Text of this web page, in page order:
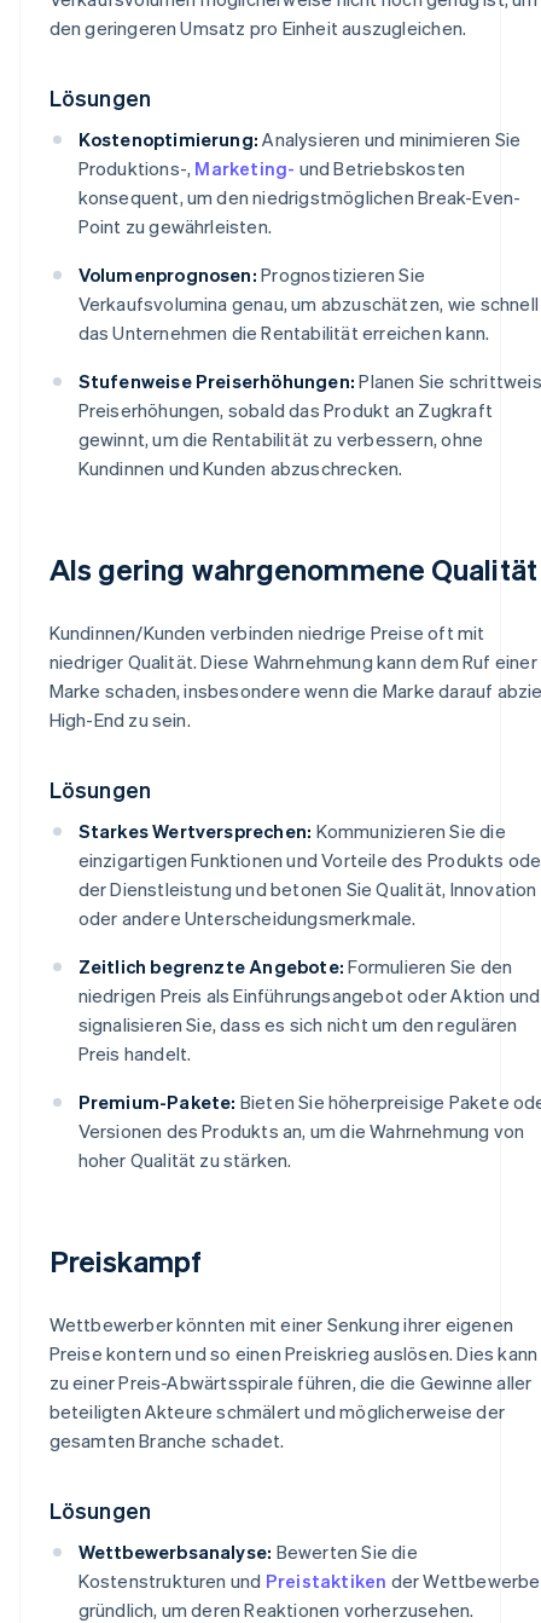
den geringeren Umsatz pro Einheit auszugleichen.
Lösungen
Kostenoptimierung: Analysieren und minimieren Sie
Produktions-, Marketing- und Betriebskosten
konsequent, um den niedrigstmöglichen Break-Even-
Point zu gewährleisten.
Volumenprognosen: Prognostizieren Sie
Verkaufsvolumina genau, um abzuschätzen, wie schnell
das Unternehmen die Rentabilität erreichen kann.
Stufenweise Preiserhöhungen: Planen Sie
Preiserhöhungen, sobald das Produkt an Zugkraft
gewinnt, um die Rentabilität zu verbessern, ohne
Kundinnen und Kunden abzuschrecken.
Als gering wahrgenommene Qualität
Kundinnen/Kunden verbinden niedrige Preise oft mit
niedriger Qualität. Diese Wahrnehmung kann dem Ruf einer
Marke schaden, insbesondere wenn die Marke darauf
High-End zu sein.
Lösungen
Starkes Wertversprechen: Kommunizieren Sie die
einzigartigen Funktionen und Vorteile des Produkts
der Dienstleistung und betonen Sie Qualität, Innovation
oder andere Unterscheidungsmerkmale.
Zeitlich begrenzte Angebote: Formulieren Sie den
niedrigen Preis als Einführungsangebot oder Aktion und
signalisieren Sie, dass es sich nicht um den regulären
Preis handelt.
Premium-Pakete: Bieten Sie höherpreisige Pakete
Versionen des Produkts an, um die Wahrnehmung von
hoher Qualität zu stärken.
Preiskampf
Wettbewerber könnten mit einer Senkung ihrer eigenen
Preise kontern und so einen Preiskrieg auslösen. Dies kann
zu einer Preis-Abwärtsspirale führen, die die Gewinne aller
beteiligten Akteure schmälert und möglicherweise der
gesamten Branche schadet.
Lösungen
Wettbewerbsanalyse: Bewerten Sie die
Kostenstrukturen und Preistaktiken der
gründlich, um deren Reaktionen vorherzusehen.